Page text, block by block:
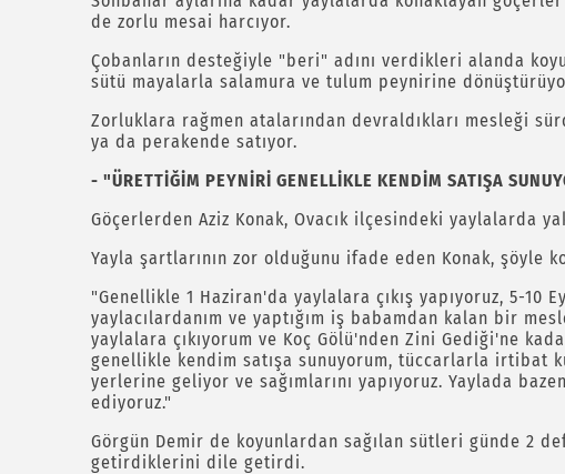
de zorlu mesai harcıyor.
Çobanların desteğiyle "beri" adını verdikleri alanda
sütü mayalarla salamura ve tulum peynirine
Zorluklara rağmen atalarından devraldıkları mesleği
ya da perakende satıyor.
- "ÜRETTİĞİM PEYNİRİ GENELLİKLE KENDİM SATIŞA
Göçerlerden Aziz Konak, Ovacık ilçesindeki yaylalarda
Yayla şartlarının zor olduğunu ifade eden Konak, şöyle
"Genellikle 1 Haziran'da yaylalara çıkış yapıyoruz, 5-10
yaylacılardanım ve yaptığım iş babamdan kalan bir
yaylalara çıkıyorum ve Koç Gölü'nden Zini Gediği'ne
genellikle kendim satışa sunuyorum, tüccarlarla irtibat
yerlerine geliyor ve sağımlarını yapıyoruz. Yaylada
ediyoruz."
Görgün Demir de koyunlardan sağılan sütleri günde 2
getirdiklerini dile getirdi.